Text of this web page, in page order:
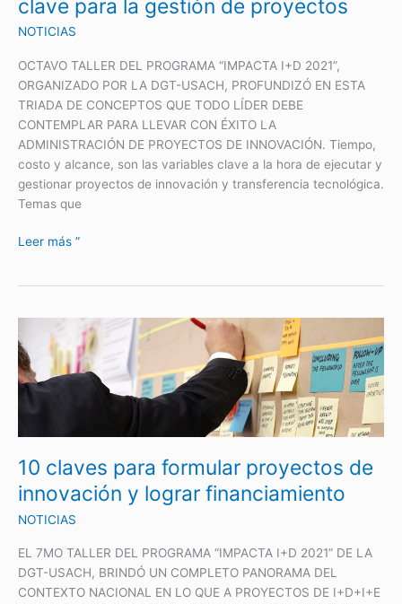
clave para la gestión de proyectos
NOTICIAS
OCTAVO TALLER DEL PROGRAMA “IMPACTA I+D 2021”,
ORGANIZADO POR LA DGT-USACH, PROFUNDIZÓ EN ESTA
TRIADA DE CONCEPTOS QUE TODO LÍDER DEBE
CONTEMPLAR PARA LLEVAR CON ÉXITO LA
ADMINISTRACIÓN DE PROYECTOS DE INNOVACIÓN. Tiempo,
costo y alcance, son las variables clave a la hora de ejecutar y
gestionar proyectos de innovación y transferencia tecnológica.
Temas que
gestión
de
Leer más ”
10 claves para formular proyectos de
innovación y lograr financiamiento
NOTICIAS
EL 7MO TALLER DEL PROGRAMA “IMPACTA I+D 2021” DE LA
DGT-USACH, BRINDÓ UN COMPLETO PANORAMA DEL
CONTEXTO NACIONAL EN LO QUE A PROYECTOS DE I+D+I+E
claves
para
formular
proyectos
y
lograr
financiamiento